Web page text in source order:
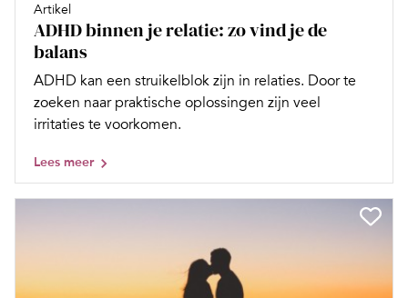
Artikel
ADHD binnen je relatie: zo vind je de
balans
ADHD kan een struikelblok zijn in relaties. Door te
zoeken naar praktische oplossingen zijn veel
irritaties te voorkomen.
Lees meer